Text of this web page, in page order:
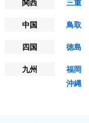
関西
三重
中国
鳥取
四国
徳島
九州
福岡
沖縄